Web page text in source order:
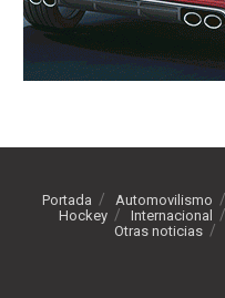
Portada Automovilismo
Hockey
Internacional
Otras noticias